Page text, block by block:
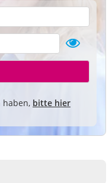
haben, bitte hier